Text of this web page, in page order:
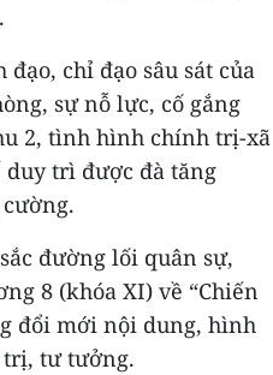
chỉ đạo sâu sát của
sự nỗ lực, cố gắng
2, tình hình chính trị-xã
trì được đà tăng
đường lối quân sự,
8 (khóa XI) về “Chiến
đổi mới nội dung, hình
trị, tư tưởng.